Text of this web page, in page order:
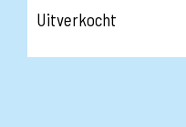
Uitverkocht